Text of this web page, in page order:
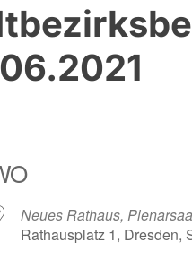
Neues Rathaus,
Rathausplatz 1, Dresden,